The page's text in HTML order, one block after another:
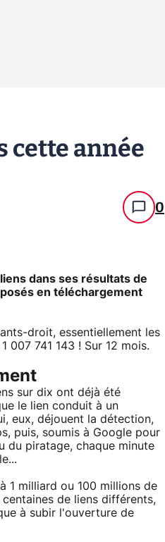
cette année
0
dans ses résultats de
en téléchargement
droit, essentiellement les
007 741 143 ! Sur 12 mois.
sur dix ont déjà été
le lien conduit à un
eux, déjouent la détection,
puis, soumis à Google pour
du piratage, chaque minute
1 milliard ou 100 millions de
de liens différents,
à subir l'ouverture de